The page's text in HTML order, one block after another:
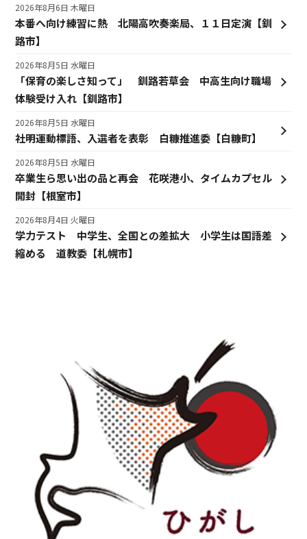
本番へ向け練習に熱 北陽高吹奏楽局、１１日定演【釧
路市】
2026年8月6日 木曜日
「保育の楽しさ知って」 釧路若草会 中高生向け職場
体験受け入れ【釧路市】
2026年8月5日 水曜日
社明運動標語、入選者を表彰 白糠推進委【白糠町】
2026年8月5日 水曜日
卒業生ら思い出の品と再会 花咲港小、タイムカプセル
開封【根室市】
2026年8月5日 水曜日
学力テスト 中学生、全国との差拡大 小学生は国語差
縮める 道教委【札幌市】
2026年8月4日 火曜日